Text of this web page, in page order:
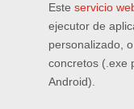
Este servicio
ejecutor de
personalizado,
concretos (.exe
Android).